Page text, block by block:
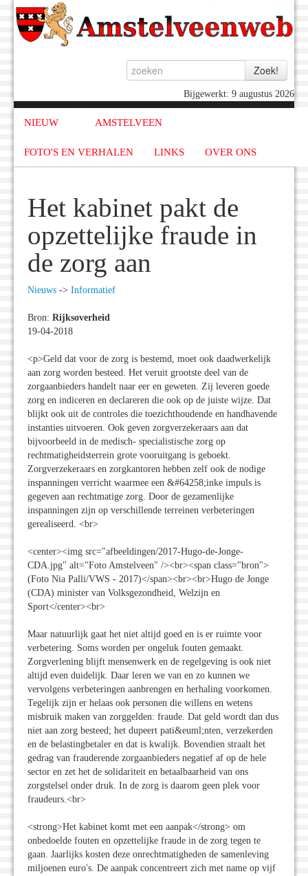
Bijgewerkt: 9 augustus 2026
NIEUW AMSTELVEEN
FOTO'S EN VERHALEN LINKS OVER ONS
Het kabinet pakt de
opzettelijke fraude in
de zorg aan
Nieuws -> Informatief
Bron: Rijksoverheid
19-04-2018
<p>Geld dat voor de zorg is bestemd, moet ook daadwerkelijk
aan zorg worden besteed. Het veruit grootste deel van de
zorgaanbieders handelt naar eer en geweten. Zij leveren goede
zorg en indiceren en declareren die ook op de juiste wijze. Dat
blijkt ook uit de controles die toezichthoudende en handhavende
instanties uitvoeren. Ook geven zorgverzekeraars aan dat
bijvoorbeeld in de medisch- specialistische zorg op
rechtmatigheidsterrein grote vooruitgang is geboekt.
Zorgverzekeraars en zorgkantoren hebben zelf ook de nodige
inspanningen verricht waarmee een &#64258;inke impuls is
gegeven aan rechtmatige zorg. Door de gezamenlijke
inspanningen zijn op verschillende terreinen verbeteringen
gerealiseerd. <br>
<center><img src="afbeeldingen/2017-Hugo-de-Jonge-
CDA.jpg" alt="Foto Amstelveen" /><br><span class="bron">
(Foto Nia Palli/VWS - 2017)</span><br><br>Hugo de Jonge
(CDA) minister van Volksgezondheid, Welzijn en
Sport</center><br>
Maar natuurlijk gaat het niet altijd goed en is er ruimte voor
verbetering. Soms worden per ongeluk fouten gemaakt.
Zorgverlening blijft mensenwerk en de regelgeving is ook niet
altijd even duidelijk. Daar leren we van en zo kunnen we
vervolgens verbeteringen aanbrengen en herhaling voorkomen.
Tegelijk zijn er helaas ook personen die willens en wetens
misbruik maken van zorggelden: fraude. Dat geld wordt dan dus
niet aan zorg besteed; het dupeert pati&euml;nten, verzekerden
en de belastingbetaler en dat is kwalijk. Bovendien straalt het
gedrag van frauderende zorgaanbieders negatief af op de hele
sector en zet het de solidariteit en betaalbaarheid van ons
zorgstelsel onder druk. In de zorg is daarom geen plek voor
fraudeurs.<br>
<strong>Het kabinet komt met een aanpak</strong> om
onbedoelde fouten en opzettelijke fraude in de zorg tegen te
gaan. Jaarlijks kosten deze onrechtmatigheden de samenleving
miljoenen euro's. De aanpak concentreert zich met name op vijf